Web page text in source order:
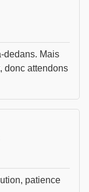
dedans. Mais
donc attendons
patience